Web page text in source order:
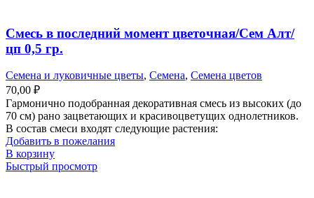
Смесь в последний момент цветочная/Сем Алт/
цп 0,5 гр.
Семена и луковичные цветы, Семена, Семена цветов
70,00 ₽
Гармонично подобранная декоративная смесь из высоких (до
70 см) рано зацветающих и красивоцветущих однолетников.
В состав смеси входят следующие растения:
Добавить в пожелания
В корзину
Быстрый просмотр